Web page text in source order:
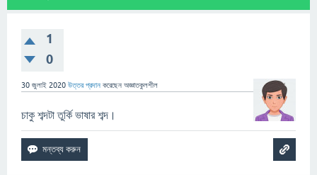
1
0
30 জুলাই 2020 উত্তর প্রদান করেছেন অজ্ঞাতকুলশীল
চাকু শব্দটা তুর্কি ভাষার শব্দ।